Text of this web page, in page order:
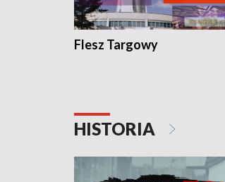
Flesz Targowy
HISTORIA